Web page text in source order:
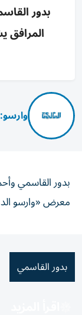
بدور
بدور القاسمي
معرض «وارسو
بدور القاسمي